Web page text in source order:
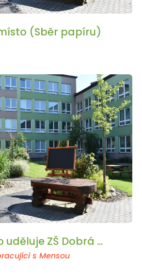
(Sběr papíru)
uděluje ZŠ Dobrá ...
s Mensou